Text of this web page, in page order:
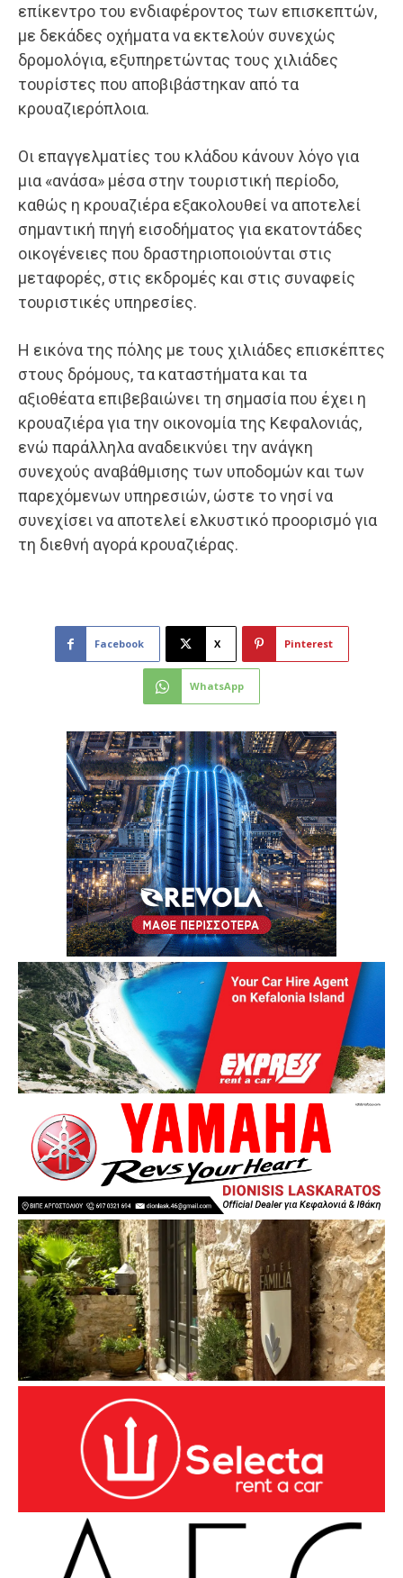
επίκεντρο του ενδιαφέροντος των επισκεπτών,
με δεκάδες οχήματα να εκτελούν συνεχώς
δρομολόγια, εξυπηρετώντας τους χιλιάδες
τουρίστες που αποβιβάστηκαν από τα
κρουαζιερόπλοια.
Οι επαγγελματίες του κλάδου κάνουν λόγο για
μια «ανάσα» μέσα στην τουριστική περίοδο,
καθώς η κρουαζιέρα εξακολουθεί να αποτελεί
σημαντική πηγή εισοδήματος για εκατοντάδες
οικογένειες που δραστηριοποιούνται στις
μεταφορές, στις εκδρομές και στις συναφείς
τουριστικές υπηρεσίες.
Η εικόνα της πόλης με τους χιλιάδες επισκέπτες
στους δρόμους, τα καταστήματα και τα
αξιοθέατα επιβεβαιώνει τη σημασία που έχει η
κρουαζιέρα για την οικονομία της Κεφαλονιάς,
ενώ παράλληλα αναδεικνύει την ανάγκη
συνεχούς αναβάθμισης των υποδομών και των
παρεχόμενων υπηρεσιών, ώστε το νησί να
συνεχίσει να αποτελεί ελκυστικό προορισμό για
τη διεθνή αγορά κρουαζιέρας.
Facebook X Pinterest
WhatsApp